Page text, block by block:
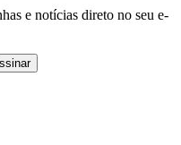
e notícias direto no seu e-